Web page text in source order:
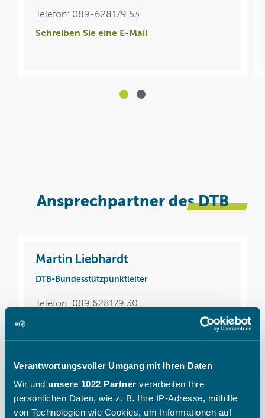
Verantwortungsvoller Umgang mit Ihren Daten
Wir und unsere 1022 Partner verarbeiten Ihre
persönlichen Daten, wie z. B. Ihre IP-Adresse, mithilfe
von Technologien wie Cookies, um Informationen auf
Telefon: 089-628179 53
Schreiben Sie eine E-Mail
Ansprechpartner desDTB
Martin Liebhardt
DTB-Bundesstützpunktleiter
Telefon: 089 628179 30
Schreiben Sie eine E-Mail